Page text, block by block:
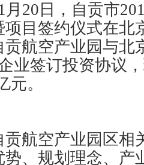
月20日，自贡市
项目签约仪式在北
航空产业园与北
业签订投资协议
元。
航空产业园区相
势、规划理念、产